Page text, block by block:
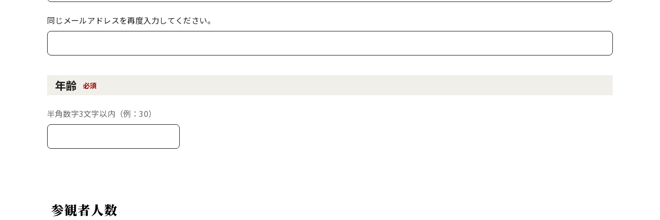
同じメールアドレスを再度入力してください。
年齢 必須
半角数字3文字以内（例：30）
参観者人数